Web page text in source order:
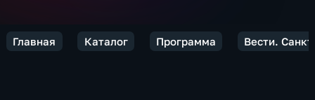
Главная Каталог Программа Вести.